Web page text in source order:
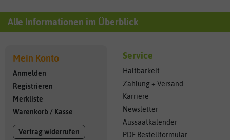
Alle Informationen im Überblick
Mein Konto
Anmelden
Registrieren
Merkliste
Warenkorb / Kasse
Vertrag widerrufen
Service
Haltbarkeit
Zahlung + Versand
Karriere
Newsletter
Aussaatkalender
PDF Bestellformular